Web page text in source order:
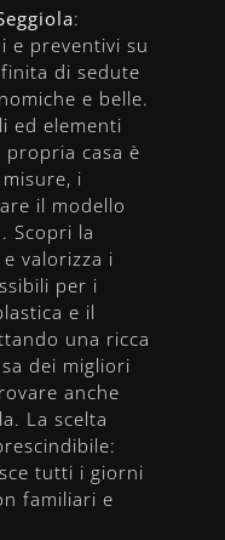
:
e preventivi su
di sedute
e belle.
ed elementi
casa è
i
il modello
Scopri la
valorizza i
per i
e il
una ricca
dei migliori
anche
La scelta
tutti i giorni
familiari e